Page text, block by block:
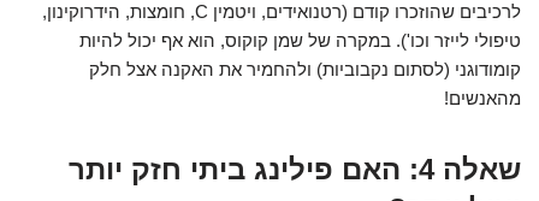
לרכיבים שהוזכרו קודם (רטנואידים, ויטמין C, חומצות, הידרוקינון,
טיפולי לייזר וכו'). במקרה של שמן קוקוס, הוא אף יכול להיות
קומודוגני (לסתום נקבוביות) ולהחמיר את האקנה אצל חלק
מהאנשים!
שאלה 4: האם פילינג ביתי חזק יותר